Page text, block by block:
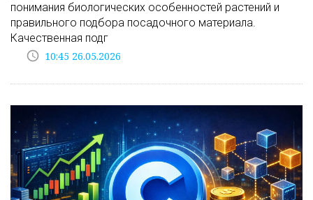
понимания биологических особенностей растений и
правильного подбора посадочного материала.
Качественная подг
access_time 10:45 26.05.2026